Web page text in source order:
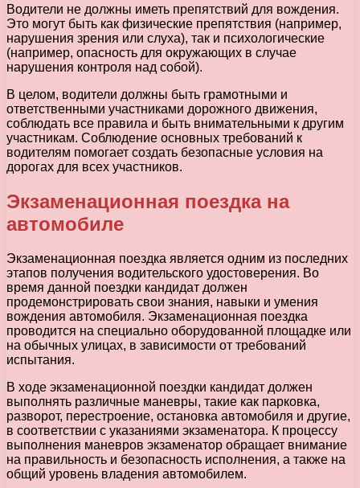
Водители не должны иметь препятствий для вождения.
Это могут быть как физические препятствия (например,
нарушения зрения или слуха), так и психологические
(например, опасность для окружающих в случае
нарушения контроля над собой).
В целом, водители должны быть грамотными и
ответственными участниками дорожного движения,
соблюдать все правила и быть внимательными к другим
участникам. Соблюдение основных требований к
водителям помогает создать безопасные условия на
дорогах для всех участников.
Экзаменационная поездка на
автомобиле
Экзаменационная поездка является одним из последних
этапов получения водительского удостоверения. Во
время данной поездки кандидат должен
продемонстрировать свои знания, навыки и умения
вождения автомобиля. Экзаменационная поездка
проводится на специально оборудованной площадке или
на обычных улицах, в зависимости от требований
испытания.
В ходе экзаменационной поездки кандидат должен
выполнять различные маневры, такие как парковка,
разворот, перестроение, остановка автомобиля и другие,
в соответствии с указаниями экзаменатора. К процессу
выполнения маневров экзаменатор обращает внимание
на правильность и безопасность исполнения, а также на
общий уровень владения автомобилем.